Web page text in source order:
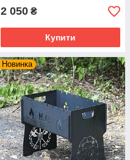
2 050 ₴
Купити
Новинка